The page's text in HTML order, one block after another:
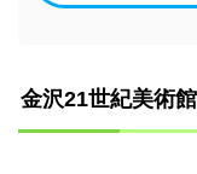
金沢21世紀美術